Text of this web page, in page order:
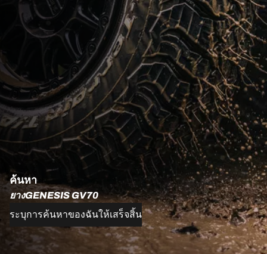
ค้นหา
ยางGENESIS GV70
ระบุการค้นหาของฉันให้เสร็จสิ้น